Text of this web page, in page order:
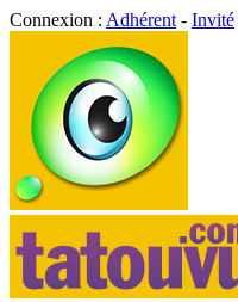
Connexion : Adhérent - Invité